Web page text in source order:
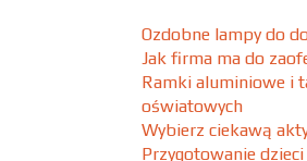
Ozdobne lampy do
Jak firma ma do
Ramki aluminiowe i
oświatowych
Wybierz ciekawą
Przygotowanie